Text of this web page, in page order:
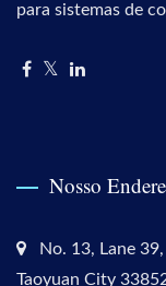
para sistemas de
Nosso
No. 13, Lane
Taoyuan City